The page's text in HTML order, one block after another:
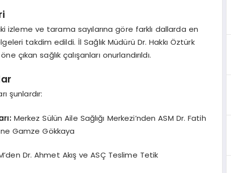
izleme ve tarama sayılarına göre farklı dallarda en
takdim edildi. İl Sağlık Müdürü Dr. Hakkı Öztürk
çıkan sağlık çalışanları onurlandırıldı.
şunlardır:
Merkez Sülün Aile Sağlığı Merkezi’nden ASM Dr. Fatih
Gamze Gökkaya
Dr. Ahmet Akış ve ASÇ Teslime Tetik